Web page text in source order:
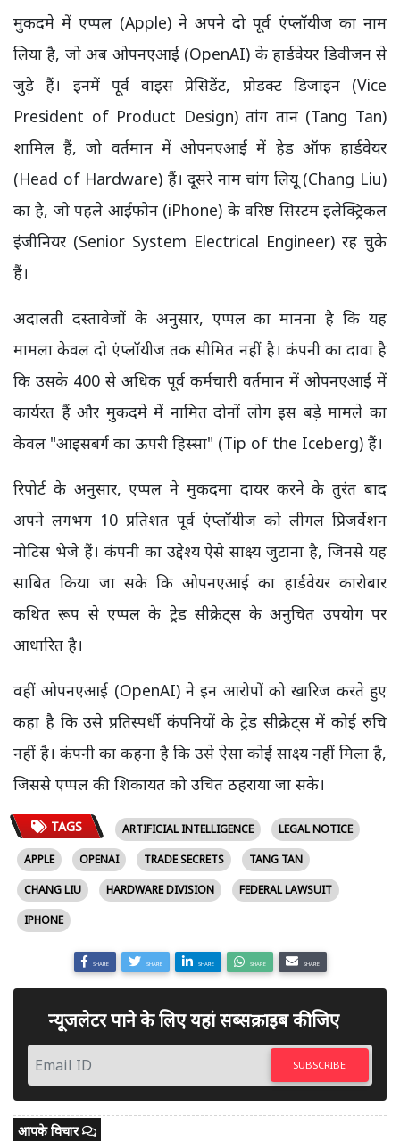
मुकदमे में एप्पल (Apple) ने अपने दो पूर्व एंप्लॉयीज का नाम
लिया है, जो अब ओपनएआई (OpenAI) के हार्डवेयर डिवीजन से
जुड़े हैं। इनमें पूर्व वाइस प्रेसिडेंट, प्रोडक्ट डिजाइन (Vice
President of Product Design) तांग तान (Tang Tan)
शामिल हैं, जो वर्तमान में ओपनएआई में हेड ऑफ हार्डवेयर
(Head of Hardware) हैं। दूसरे नाम चांग लियू (Chang Liu)
का है, जो पहले आईफोन (iPhone) के वरिष्ठ सिस्टम इलेक्ट्रिकल
इंजीनियर (Senior System Electrical Engineer) रह चुके
हैं।
अदालती दस्तावेजों के अनुसार, एप्पल का मानना है कि यह
मामला केवल दो एंप्लॉयीज तक सीमित नहीं है। कंपनी का दावा है
कि उसके 400 से अधिक पूर्व कर्मचारी वर्तमान में ओपनएआई में
कार्यरत हैं और मुकदमे में नामित दोनों लोग इस बड़े मामले का
केवल "आइसबर्ग का ऊपरी हिस्सा" (Tip of the Iceberg) हैं।
रिपोर्ट के अनुसार, एप्पल ने मुकदमा दायर करने के तुरंत बाद
अपने लगभग 10 प्रतिशत पूर्व एंप्लॉयीज को लीगल प्रिजर्वेशन
नोटिस भेजे हैं। कंपनी का उद्देश्य ऐसे साक्ष्य जुटाना है, जिनसे यह
साबित किया जा सके कि ओपनएआई का हार्डवेयर कारोबार
कथित रूप से एप्पल के ट्रेड सीक्रेट्स के अनुचित उपयोग पर
आधारित है।
वहीं ओपनएआई (OpenAI) ने इन आरोपों को खारिज करते हुए
कहा है कि उसे प्रतिस्पर्धी कंपनियों के ट्रेड सीक्रेट्स में कोई रुचि
नहीं है। कंपनी का कहना है कि उसे ऐसा कोई साक्ष्य नहीं मिला है,
जिससे एप्पल की शिकायत को उचित ठहराया जा सके।
TAGS ARTIFICIAL INTELLIGENCE
LEGAL NOTICE
APPLE
OPENAI TRADE SECRETS
TANG TAN
CHANG LIU
HARDWARE DIVISION
FEDERAL LAWSUIT
IPHONE
SHARE SHARE SHARE SHARE SHARE
न्यूजलेटर पाने के लिए यहां सब्सक्राइब कीजिए
SUBSCRIBE
आपके विचार